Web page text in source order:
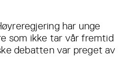
har unge
som ikke tar vår fremtid
debatten var preget av